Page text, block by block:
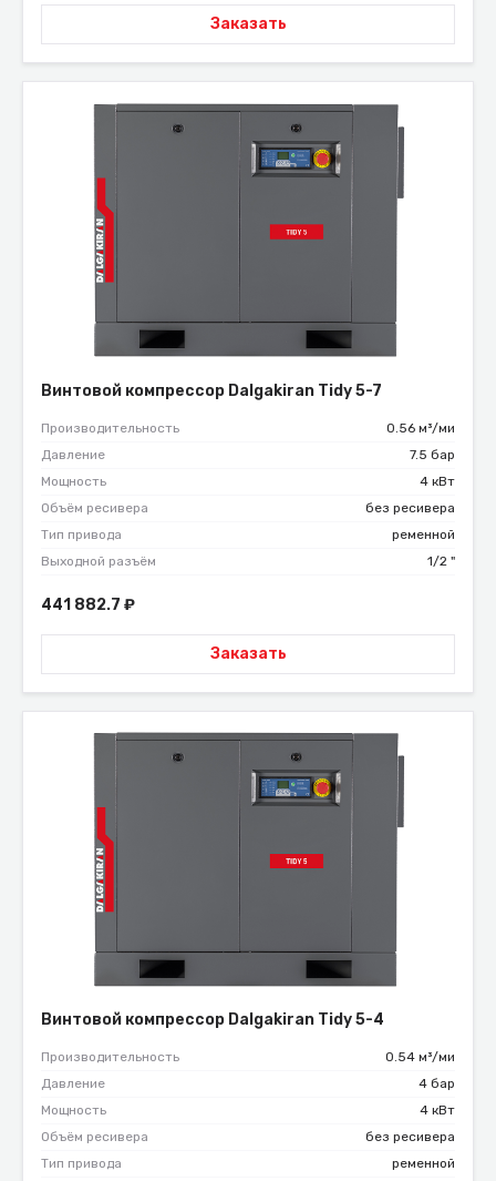
Заказать
Винтовой компрессор Dalgakiran Tidy 5-7
Производительность
0.56 м³/ми
Давление
7.5 бар
Мощность
4 кВт
Объём ресивера
без ресивера
Тип привода
ременной
Выходной разъём
1/2 "
441 882.7 ₽
Заказать
Винтовой компрессор Dalgakiran Tidy 5-4
Производительность
0.54 м³/ми
Давление
4 бар
Мощность
4 кВт
Объём ресивера
без ресивера
Тип привода
ременной